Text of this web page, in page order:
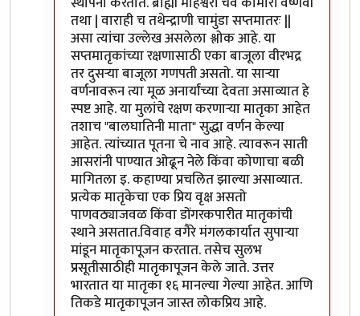
तथा | वाराही च तथेन्द्राणी चामुंडा सप्तमातरः ||
असा त्यांचा उल्लेख असलेला श्लोक आहे. या
सप्तमातृकांच्या रक्षणासाठी एका बाजूला वीरभद्र
तर दुसर्‍या बाजूला गणपती असतो. या सार्‍या
वर्णनावरून त्या मूळ अनार्यांच्या देवता असाव्यात हे
स्पष्ट आहे. या मुलांचे रक्षण करणार्‍या मातृका आहेत
तशाच "बालघातिनी माता" सुद्धा वर्णन केल्या
आहेत. त्यांच्यात पूतना चे नाव आहे. त्यावरून साती
आसरांनी पाण्यात ओढून नेले किंवा कोणाचा बळी
मागितला इ. कहाण्या प्रचलित झाल्या असाव्यात.
प्रत्येक मातृकेचा एक प्रिय वृक्ष असतो
पाणवठ्याजवळ किंवा डोंगरकपारीत मातृकांची
स्थाने असतात.विवाह वगैरे मंगलकार्यात सुपार्‍या
मांडून मातृकापूजन करतात. तसेच सुलभ
प्रसूतीसाठीही मातृकापूजन केले जाते. उत्तर
भारतात या मातृका १६ मानल्या गेल्या आहेत. आणि
तिकडे मातृकापूजन जास्त लोकप्रिय आहे.